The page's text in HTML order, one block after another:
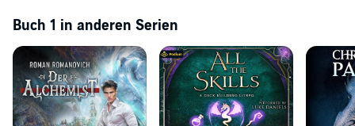
Buch 1 in anderen Serien